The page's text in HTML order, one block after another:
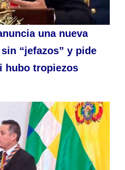
una nueva
“jefazos” y pide
hubo tropiezos